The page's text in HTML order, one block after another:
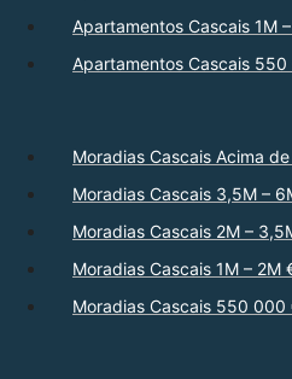
Apartamentos Cascais 1M
Apartamentos Cascais
Moradias Cascais Acima
Moradias Cascais 3,5M –
Moradias Cascais 2M –
Moradias Cascais 1M – 2M
Moradias Cascais 550 000